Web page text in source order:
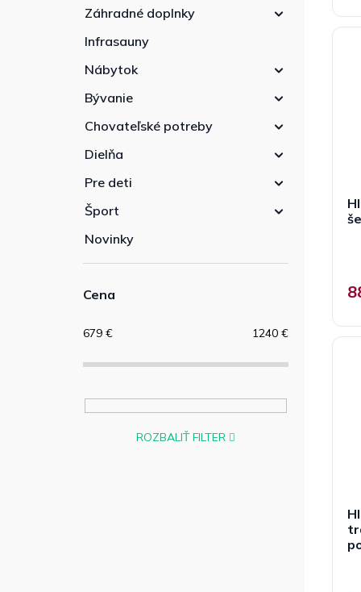
Záhradné doplnky
Infrasauny
Nábytok
Bývanie
Chovateľské potreby
Dielňa
Pre deti
Šport
Novinky
Cena
679 € 1240 €
ROZBALIŤ FILTER